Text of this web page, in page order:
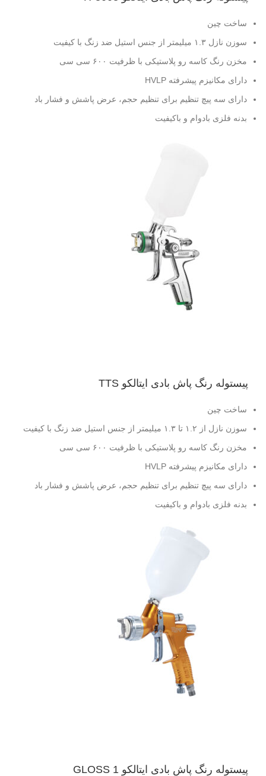
ساخت چین
سوزن نازل ۱.۳ میلیمتر از جنس استیل ضد زنگ با کیفیت
مخزن رنگ کاسه رو پلاستیکی با ظرفیت ۶۰۰ سی سی
دارای مکانیزم پیشرفته HVLP
دارای سه پیچ تنظیم برای تنظیم حجم، عرض پاشش و فشار باد
بدنه فلزی بادوام و باکیفیت
پیستوله رنگ پاش بادی ایتالکو TTS
ساخت چین
سوزن نازل از ۱.۲ تا ۱.۳ میلیمتر از جنس استیل ضد زنگ با کیفیت
مخزن رنگ کاسه رو پلاستیکی با ظرفیت ۶۰۰ سی سی
دارای مکانیزم پیشرفته HVLP
دارای سه پیچ تنظیم برای تنظیم حجم، عرض پاشش و فشار باد
بدنه فلزی بادوام و باکیفیت
پیستوله رنگ پاش بادی ایتالکو GLOSS 1